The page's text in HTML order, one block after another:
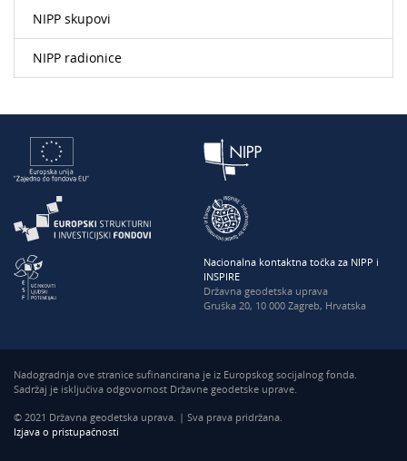
NIPP skupovi
NIPP radionice
Nacionalna kontaktna točka za NIPP i
INSPIRE
Državna geodetska uprava
Gruška 20, 10 000 Zagreb, Hrvatska
Nadogradnja ove stranice sufinancirana je iz Europskog socijalnog fonda.
Sadržaj je isključiva odgovornost Državne geodetske uprave.
© 2021 Državna geodetska uprava. | Sva prava pridržana.
Izjava o pristupačnosti